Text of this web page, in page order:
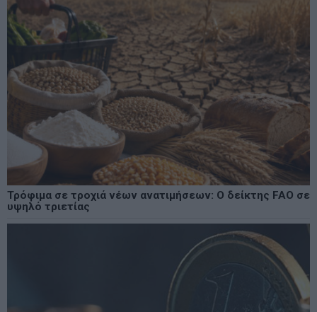
Τρόφιμα σε τροχιά νέων ανατιμήσεων: Ο δείκτης FAO σε
υψηλό τριετίας